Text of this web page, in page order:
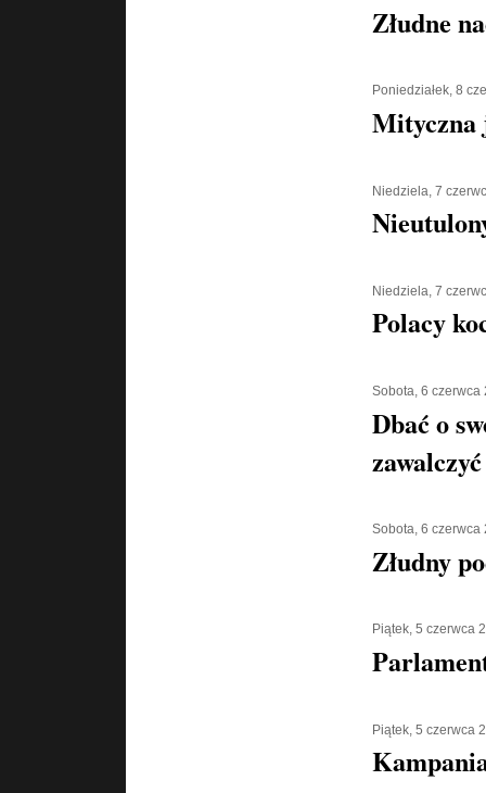
Złudne
Poniedziałek, 8
Mityczna
Niedziela, 7
Niedziela, 7
Polacy
Sobota, 6 czerwca
Dbać o
Sobota, 6 czerwca
Złudny
Piątek, 5 czerwca
Piątek, 5 czerwca